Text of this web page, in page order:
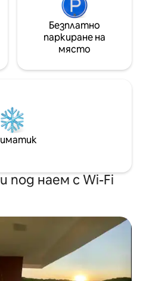
Безплатно
паркиране на
място
наем с Wi-Fi